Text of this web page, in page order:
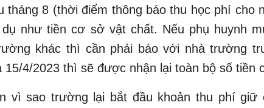
tháng 8 (thời điểm thông báo thu học phí cho
dụ như tiền cơ sở vật chất. Nếu phụ huynh
khác thì cần phải báo với nhà trường
15/4/2023 thì sẽ được nhận lại toàn bộ số tiền
vì sao trường lại bắt đầu khoản thu phí giữ